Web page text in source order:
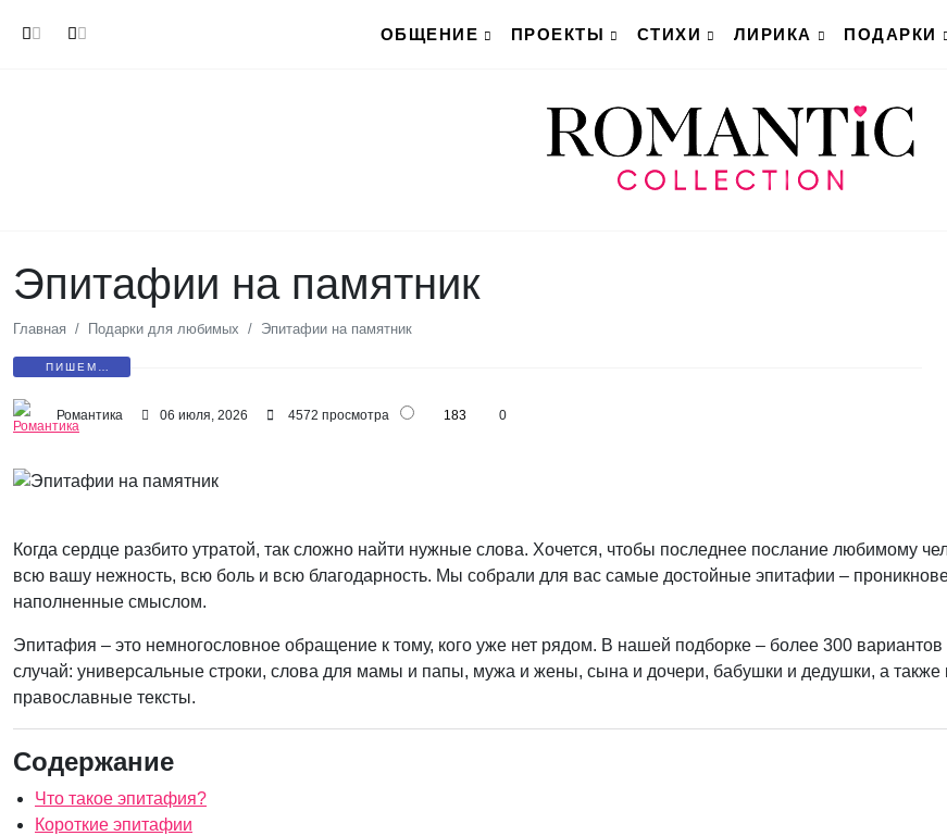
ОБЩЕНИЕ
ПРОЕКТЫ СТИХИ ЛИРИКА ПОДАРКИ
Эпитафии на памятник
Главная Подарки для любимых Эпитафии на памятник
ПИШЕМ
Романтика 06 июля, 2026 4572 просмотра 183 0
Когда сердце разбито утратой, так сложно найти нужные слова. Хочется, чтобы последнее послание любимому
всю вашу нежность, всю боль и всю благодарность. Мы собрали для вас самые достойные эпитафии –
наполненные смыслом.
Эпитафия – это немногословное обращение к тому, кого уже нет рядом. В нашей подборке – более 300
случай: универсальные строки, слова для мамы и папы, мужа и жены, сына и дочери, бабушки и дедушки, а также
православные тексты.
Содержание
Что такое эпитафия?
Короткие эпитафии